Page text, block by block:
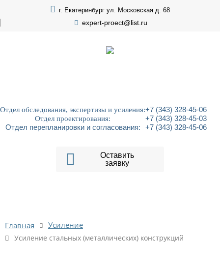
г. Екатеринбург ул. Московская д. 68
expert-proect@list.ru
Отдел обследования, экспертизы и усиления:+7 (343) 328-45-06
Отдел проектирования:
+7 (343) 328-45-03
Отдел перепланировки и согласования:
+7 (343) 328-45-06
Оставить
заявку
Главная Усиление
Усиление стальных (металлических) конструкций